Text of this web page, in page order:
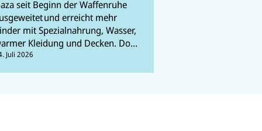
seit Beginn der Waffenruhe
und erreicht mehr
mit Spezialnahrung, Wasser,
Kleidung und Decken. Doch
humanitäre Lage ist weiterhin
Juli 2026